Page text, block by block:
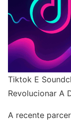
Tiktok E
Revolucionar A
A recente